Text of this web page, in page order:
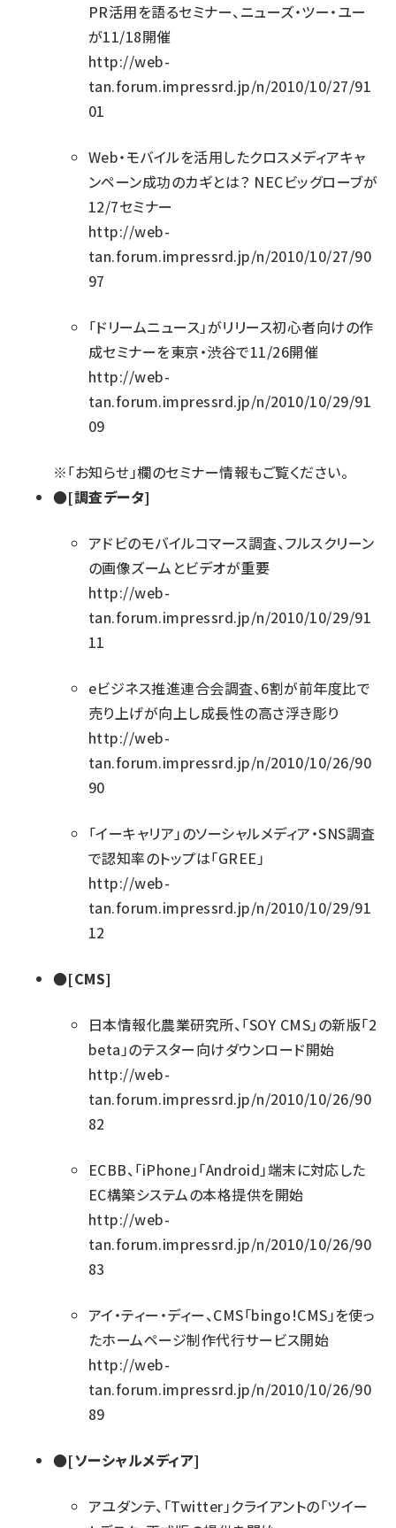
PR活用を語るセミナー、ニューズ・ツー・ユー
が11/18開催
http://web-
tan.forum.impressrd.jp/n/2010/10/27/91
01
Web・モバイルを活用したクロスメディアキャ
ンペーン成功のカギとは？ NECビッグローブが
12/7セミナー
http://web-
tan.forum.impressrd.jp/n/2010/10/27/90
97
「ドリームニュース」がリリース初心者向けの作
成セミナーを東京・渋谷で11/26開催
http://web-
tan.forum.impressrd.jp/n/2010/10/29/91
09
※「お知らせ」欄のセミナー情報もご覧ください。
●[調査データ]
アドビのモバイルコマース調査、フルスクリーン
の画像ズームとビデオが重要
http://web-
tan.forum.impressrd.jp/n/2010/10/29/91
11
eビジネス推進連合会調査、6割が前年度比で
売り上げが向上し成長性の高さ浮き彫り
http://web-
tan.forum.impressrd.jp/n/2010/10/26/90
90
「イーキャリア」のソーシャルメディア・SNS調査
で認知率のトップは「GREE」
http://web-
tan.forum.impressrd.jp/n/2010/10/29/91
12
●[CMS]
日本情報化農業研究所、「SOY CMS」の新版「2
beta」のテスター向けダウンロード開始
http://web-
tan.forum.impressrd.jp/n/2010/10/26/90
82
ECBB、「iPhone」「Android」端末に対応した
EC構築システムの本格提供を開始
http://web-
tan.forum.impressrd.jp/n/2010/10/26/90
83
アイ・ティー・ディー、CMS「bingo!CMS」を使っ
たホームページ制作代行サービス開始
http://web-
tan.forum.impressrd.jp/n/2010/10/26/90
89
●[ソーシャルメディア]
アユダンテ、「Twitter」クライアントの「ツイー